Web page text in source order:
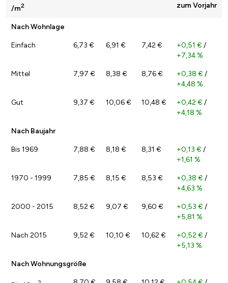
/m2
zum Vorjahr
Nach Wohnlage
Einfach 6,73 € 6,91 € 7,42 € +0,51 € /
+7,34 %
Mittel 7,97 € 8,38 € 8,76 € +0,38 € /
+4,48 %
Gut 9,37 € 10,06 € 10,48 € +0,42 € /
+4,18 %
Nach Baujahr
Bis 1969 7,88 € 8,18 € 8,31 € +0,13 € /
+1,61 %
1970 - 1999 7,85 € 8,15 € 8,53 € +0,38 € /
+4,63 %
2000 - 2015 8,52 € 9,07 € 9,60 € +0,53 € /
+5,81 %
Nach 2015 9,52 € 10,10 € 10,62 € +0,52 € /
+5,13 %
Nach Wohnungsgröße